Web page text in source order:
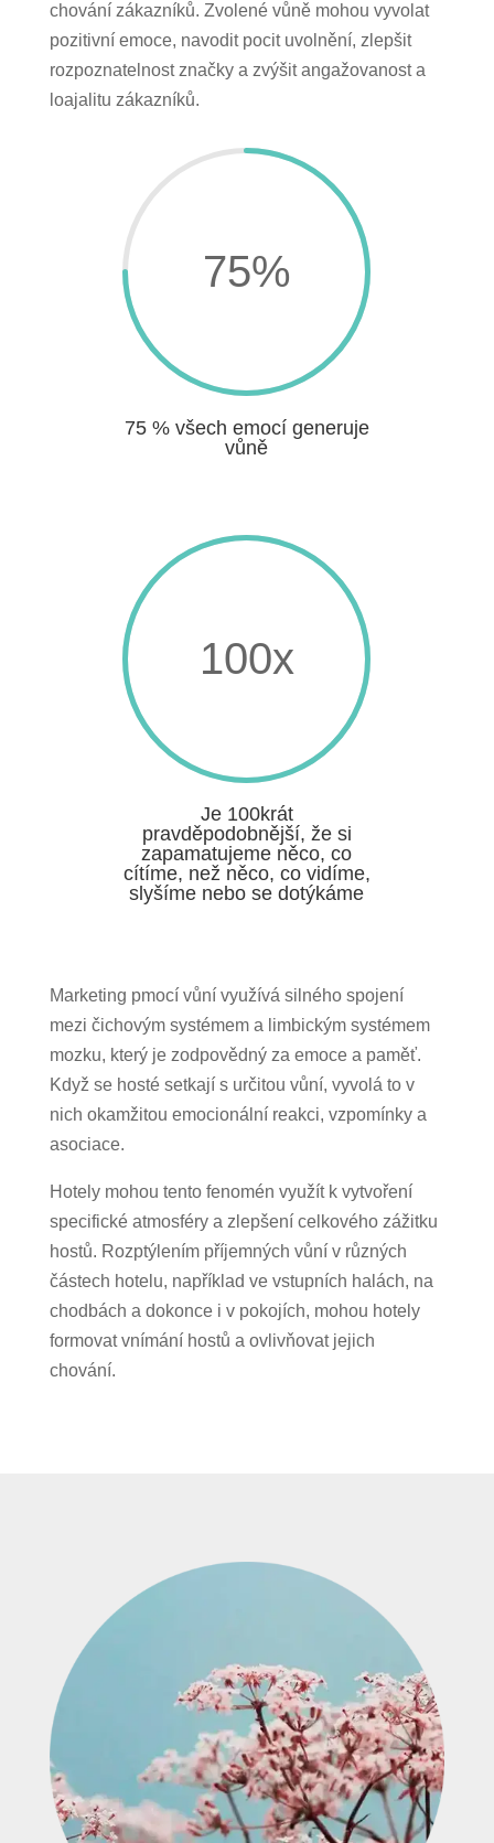
chování zákazníků. Zvolené vůně mohou vyvolat
pozitivní emoce, navodit pocit uvolnění, zlepšit
rozpoznatelnost značky a zvýšit angažovanost a
loajalitu zákazníků.
75%
75 % všech emocí generuje
vůně
100x
Je 100krát
pravděpodobnější, že si
zapamatujeme něco, co
cítíme, než něco, co vidíme,
slyšíme nebo se dotýkáme
Marketing pmocí vůní využívá silného spojení
mezi čichovým systémem a limbickým systémem
mozku, který je zodpovědný za emoce a paměť.
Když se hosté setkají s určitou vůní, vyvolá to v
nich okamžitou emocionální reakci, vzpomínky a
asociace.
Hotely mohou tento fenomén využít k vytvoření
specifické atmosféry a zlepšení celkového zážitku
hostů. Rozptýlením příjemných vůní v různých
částech hotelu, například ve vstupních halách, na
chodbách a dokonce i v pokojích, mohou hotely
formovat vnímání hostů a ovlivňovat jejich
chování.